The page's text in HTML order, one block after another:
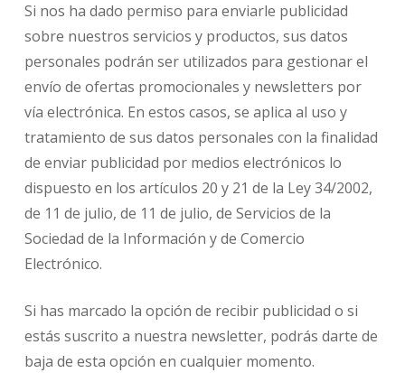
Si nos ha dado permiso para enviarle publicidad
sobre nuestros servicios y productos, sus datos
personales podrán ser utilizados para gestionar el
envío de ofertas promocionales y newsletters por
vía electrónica. En estos casos, se aplica al uso y
tratamiento de sus datos personales con la finalidad
de enviar publicidad por medios electrónicos lo
dispuesto en los artículos 20 y 21 de la Ley 34/2002,
de 11 de julio, de 11 de julio, de Servicios de la
Sociedad de la Información y de Comercio
Electrónico.
Si has marcado la opción de recibir publicidad o si
estás suscrito a nuestra newsletter, podrás darte de
baja de esta opción en cualquier momento.